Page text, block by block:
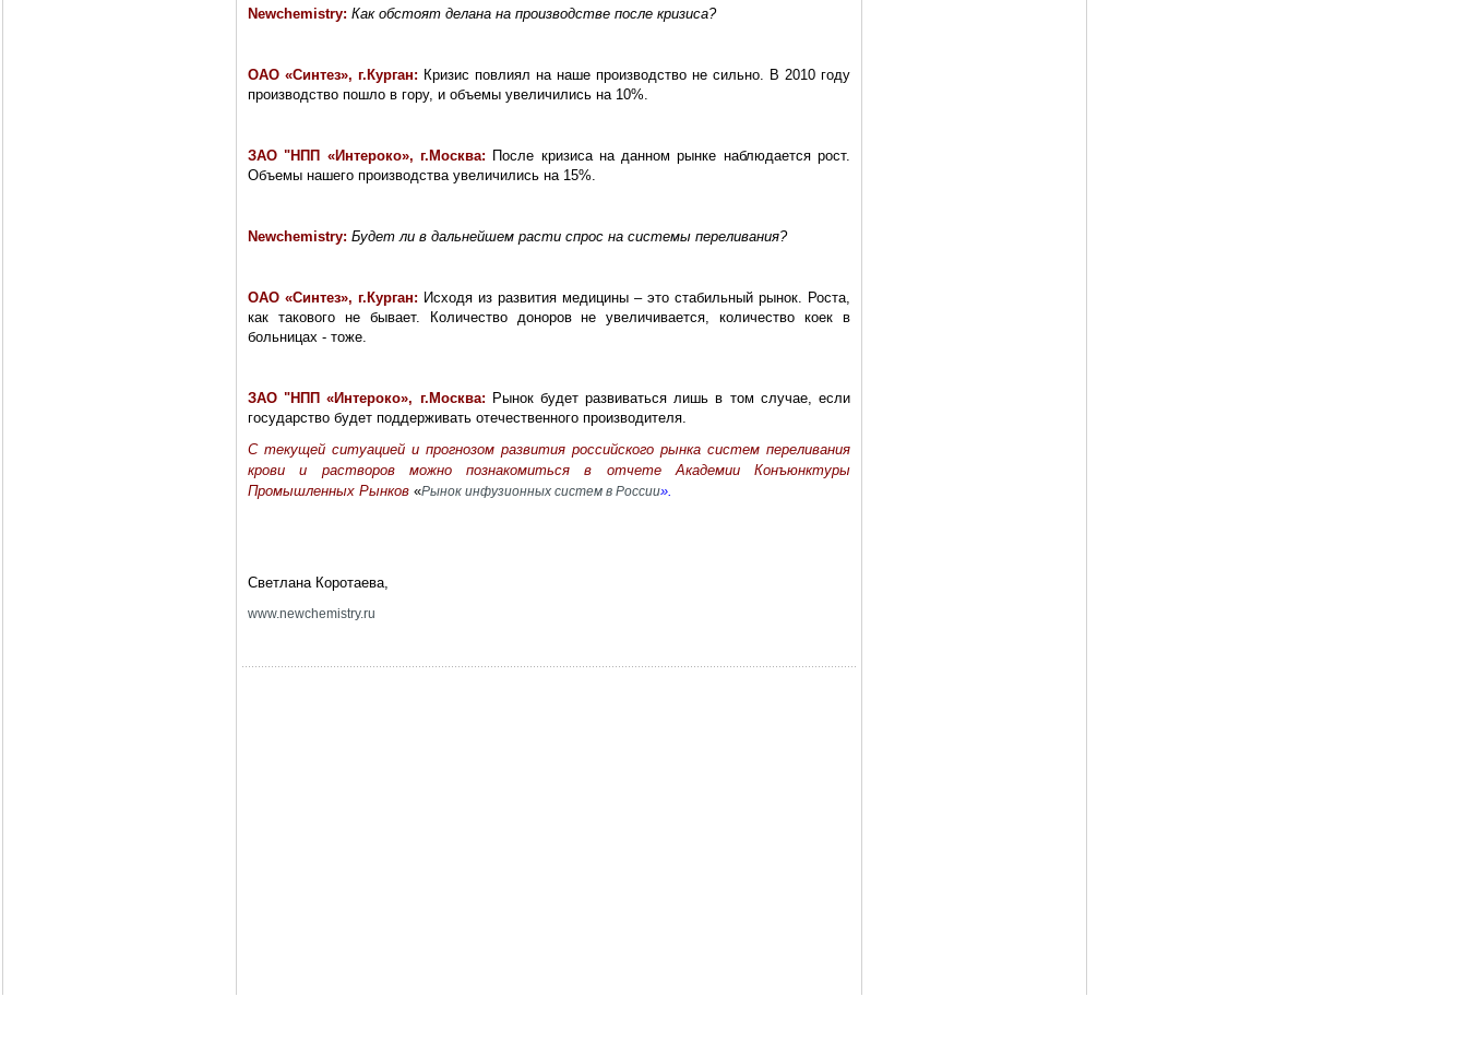
Newchemistry: Как обстоят делана на производстве после кризиса?
ОАО «Синтез», г.Курган: Кризис повлиял на наше производство не сильно. В 2010 году
производство пошло в гору, и объемы увеличились на 10%.
ЗАО "НПП «Интероко», г.Москва: После кризиса на данном рынке наблюдается рост.
Объемы нашего производства увеличились на 15%.
Newchemistry: Будет ли в дальнейшем расти спрос на системы переливания?
ОАО «Синтез», г.Курган: Исходя из развития медицины – это стабильный рынок. Роста,
как такового не бывает. Количество доноров не увеличивается, количество коек в
больницах - тоже.
ЗАО "НПП «Интероко», г.Москва: Рынок будет развиваться лишь в том случае, если
государство будет поддерживать отечественного производителя.
С текущей ситуацией и прогнозом развития российского рынка систем переливания
крови и растворов можно познакомиться в отчете Академии Конъюнктуры
Промышленных Рынков «Рынок инфузионных систем в России».
Светлана Коротаева,
www.newchemistry.ru